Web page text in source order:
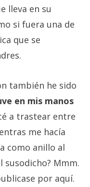
lleva en su
si fuera una de
que se
también he sido
en mis manos
a trastear entre
me hacía
como anillo al
susodicho? Mmm.
por aquí.